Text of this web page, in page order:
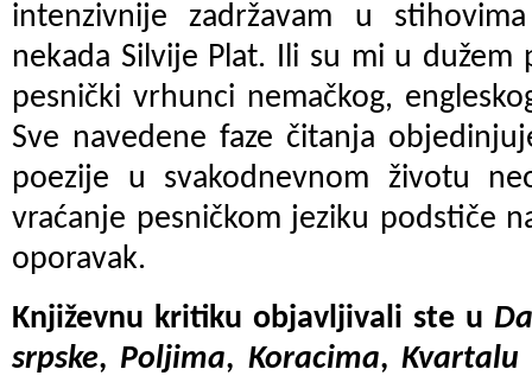
intenzivnije zadržavam u
nekada Silvije Plat. Ili su mi u
pesnički vrhunci nemačkog,
Sve navedene faze čitanja
poezije u svakodnevnom životu
vraćanje pesničkom jeziku podstiče
oporavak.
Književnu kritiku objavljivali ste u
srpske, Poljima, Koracima,Kvartalu